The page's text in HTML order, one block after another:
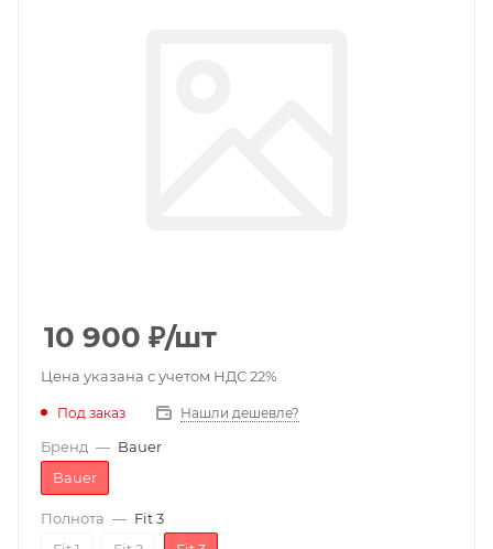
10 900 ₽/шт
Цена указана с учетом НДС 22%
Под заказ Нашли дешевле?
Бренд — Bauer
Bauer
Полнота — Fit 3